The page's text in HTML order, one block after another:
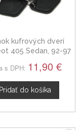
kufrových dverí
405 Sedan, 92-97
s DPH: 11,90 €
Pridať do košíka